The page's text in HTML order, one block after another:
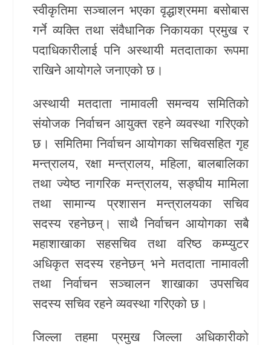
स्वीकृतिमा सञ्चालन भएका वृद्धाश्रममा बसोबास
गर्ने व्यक्ति तथा संवैधानिक निकायका प्रमुख र
पदाधिकारीलाई पनि अस्थायी मतदाताका रूपमा
राखिने आयोगले जनाएको छ।
अस्थायी मतदाता नामावली समन्वय समितिको
संयोजक निर्वाचन आयुक्त रहने व्यवस्था गरिएको
छ। समितिमा निर्वाचन आयोगका सचिवसहित गृह
मन्त्रालय, रक्षा मन्त्रालय, महिला, बालबालिका
तथा ज्येष्ठ नागरिक मन्त्रालय, सङ्घीय मामिला
तथा सामान्य प्रशासन मन्त्रालयका सचिव
सदस्य रहनेछन्। साथै निर्वाचन आयोगका सबै
महाशाखाका सहसचिव तथा वरिष्ठ कम्प्युटर
अधिकृत सदस्य रहनेछन् भने मतदाता नामावली
तथा निर्वाचन सञ्चालन शाखाका उपसचिव
सदस्य सचिव रहने व्यवस्था गरिएको छ।
जिल्ला तहमा प्रमुख जिल्ला अधिकारीको